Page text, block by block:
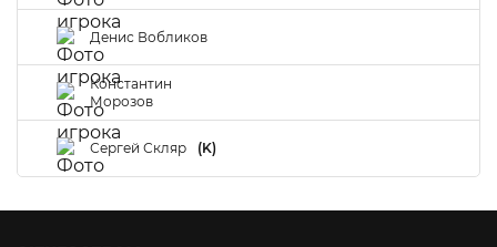
Денис Вобликов
Константин
Морозов
Сергей Скляр (K)